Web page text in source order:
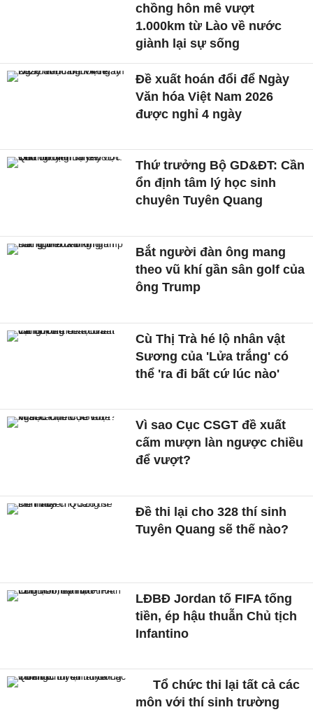
chồng hôn mê vượt
1.000km từ Lào về nước
giành lại sự sống
Đề xuất hoán đổi để Ngày
Văn hóa Việt Nam 2026
được nghỉ 4 ngày
Thứ trưởng Bộ GD&ĐT: Cần
ổn định tâm lý học sinh
chuyên Tuyên Quang
Bắt người đàn ông mang
theo vũ khí gần sân golf của
ông Trump
Cù Thị Trà hé lộ nhân vật
Sương của 'Lửa trắng' có
thể 'ra đi bất cứ lúc nào'
Vì sao Cục CSGT đề xuất
cấm mượn làn ngược chiều
để vượt?
Đề thi lại cho 328 thí sinh
Tuyên Quang sẽ thế nào?
LĐBĐ Jordan tố FIFA tống
tiền, ép hậu thuẫn Chủ tịch
Infantino
Tổ chức thi lại tất cả các
môn với thí sinh trường